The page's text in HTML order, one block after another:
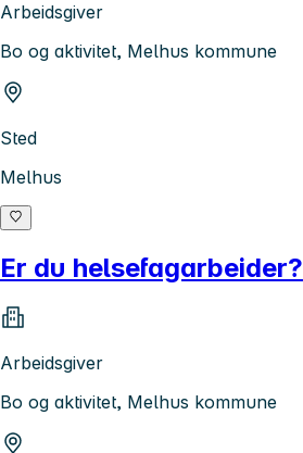
Arbeidsgiver
Bo og aktivitet, Melhus kommune
Sted
Melhus
Er du helsefagarbeider?
Arbeidsgiver
Bo og aktivitet, Melhus kommune